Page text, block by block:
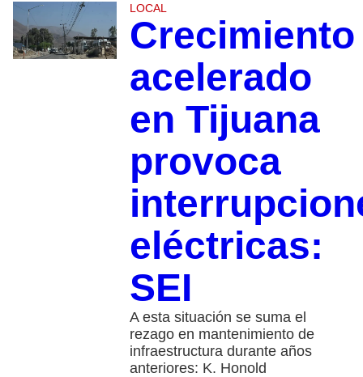
LOCAL
Crecimiento
acelerado
en Tijuana
provoca
eléctricas:
SEI
A esta situación se suma el
rezago en mantenimiento de
infraestructura durante años
anteriores: K. Honold